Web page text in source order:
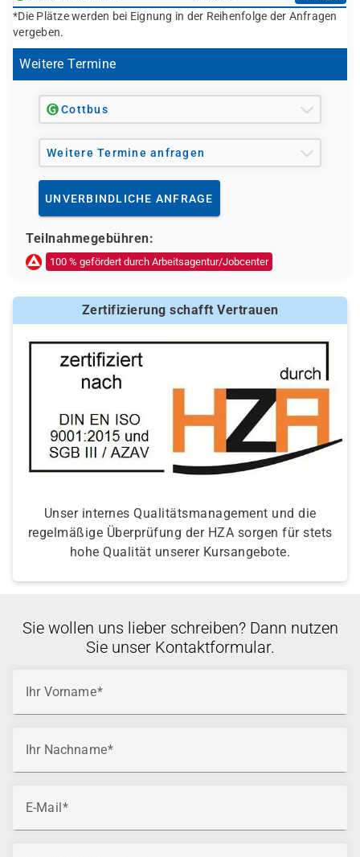
*Die Plätze werden bei Eignung in der Reihenfolge der Anfragen
vergeben.
Weitere Termine
Cottbus
Weitere Termine anfragen
UNVERBINDLICHE ANFRAGE
Teilnahmegebühren:
100 % gefördert durch Arbeitsagentur/Jobcenter
Zertifizierung schafft Vertrauen
Unser internes Qualitätsmanagement und die
regelmäßige Überprüfung der HZA sorgen für stets
hohe Qualität unserer Kursangebote.
Sie wollen uns lieber schreiben? Dann nutzen
Sie unser Kontaktformular.
Ihr Vorname
Ihr Nachname
E-Mail